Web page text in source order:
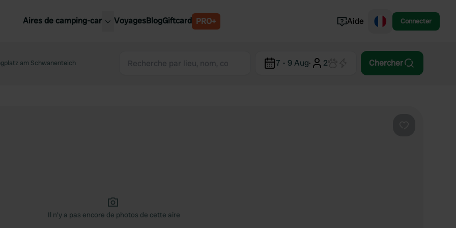
Aires de camping-car
Slovénie
VoyagesBlogGiftcard PRO+ Aide Connecter
am Schwanenteich 7 - 9 Aug· 2 Chercher
Il n'y a pas encore de photos de cette aire